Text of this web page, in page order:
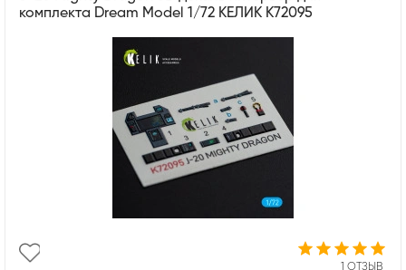
комплекта Dream Model 1/72 КЕЛИК K72095
1 ОТЗЫВ